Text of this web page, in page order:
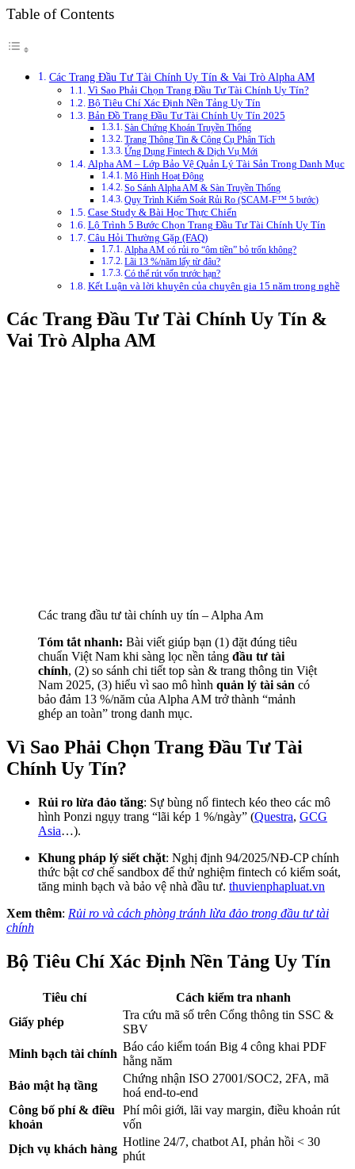
Table of Contents
Các Trang Đầu Tư Tài Chính Uy Tín & Vai Trò Alpha AM
Vì Sao Phải Chọn Trang Đầu Tư Tài Chính Uy Tín?
Bộ Tiêu Chí Xác Định Nền Tảng Uy Tín
Bản Đồ Trang Đầu Tư Tài Chính Uy Tín 2025
Sàn Chứng Khoán Truyền Thống
Trang Thông Tin & Công Cụ Phân Tích
Ứng Dụng Fintech & Dịch Vụ Mới
Alpha AM – Lớp Bảo Vệ Quản Lý Tài Sản Trong Danh Mục
Mô Hình Hoạt Động
So Sánh Alpha AM & Sàn Truyền Thống
Quy Trình Kiểm Soát Rủi Ro (SCAM-F™ 5 bước)
Case Study & Bài Học Thực Chiến
Lộ Trình 5 Bước Chọn Trang Đầu Tư Tài Chính Uy Tín
Câu Hỏi Thường Gặp (FAQ)
Alpha AM có rủi ro “ôm tiền” bỏ trốn không?
Lãi 13 %/năm lấy từ đâu?
Có thể rút vốn trước hạn?
Kết Luận và lời khuyên của chuyên gia 15 năm trong nghề
Các Trang Đầu Tư Tài Chính Uy Tín &
Vai Trò Alpha AM
Các trang đầu tư tài chính uy tín – Alpha Am
Tóm tắt nhanh: Bài viết giúp bạn (1) đặt đúng tiêu
chuẩn Việt Nam khi sàng lọc nền tảng đầu tư tài
chính, (2) so sánh chi tiết top sàn & trang thông tin Việt
Nam 2025, (3) hiểu vì sao mô hình quản lý tài sản có
bảo đảm 13 %/năm của Alpha AM trở thành “mảnh
ghép an toàn” trong danh mục.
Vì Sao Phải Chọn Trang Đầu Tư Tài
Chính Uy Tín?
Rủi ro lừa đảo tăng: Sự bùng nổ fintech kéo theo các mô
hình Ponzi ngụy trang “lãi kép 1 %/ngày” (Questra, GCG
Asia…).
Khung pháp lý siết chặt: Nghị định 94/2025/NĐ-CP chính
thức bật cơ chế sandbox để thử nghiệm fintech có kiểm soát,
tăng minh bạch và bảo vệ nhà đầu tư. thuvienphapluat.vn
Xem thêm: Rủi ro và cách phòng tránh lừa đảo trong đầu tư tài
chính
Bộ Tiêu Chí Xác Định Nền Tảng Uy Tín
Tiêu chí
Cách kiểm tra nhanh
Giấy phép
Tra cứu mã số trên Cổng thông tin SSC &
SBV
Minh bạch tài chính
Báo cáo kiểm toán Big 4 công khai PDF
hằng năm
Bảo mật hạ tầng
Chứng nhận ISO 27001/SOC2, 2FA, mã
hoá end-to-end
Công bố phí & điều
khoản
Phí môi giới, lãi vay margin, điều khoản rút
vốn
Dịch vụ khách hàng
Hotline 24/7, chatbot AI, phản hồi < 30
phút